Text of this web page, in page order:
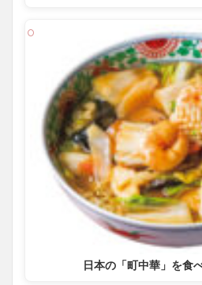
日本の「町中華」を食